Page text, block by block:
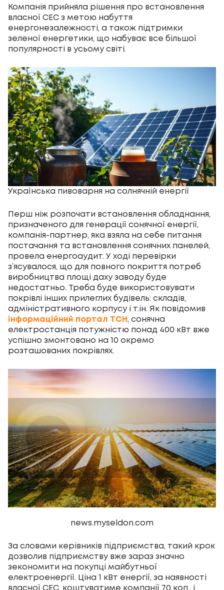
Компанія прийняла рішення про встановлення
власної СЕС з метою набуття
енергонезалежності, а також підтримки
зеленої енергетики, що набуває все більшої
популярності в усьому світі.
Українська пивоварня на солнячній енергії
Перш ніж розпочати встановлення обладнання,
призначеного для генерації сонячної енергії,
компанія-партнер, яка взяла на себе питання
постачання та встановлення сонячних панелей,
провела енергоаудит. У ході перевірки
з’ясувалося, що для повного покриття потреб
виробництва площі даху заводу буде
недостатньо. Треба буде використовувати
покрівлі інших прилеглих будівель: складів,
адміністративного корпусу і т.ін. Як повідомив
інформаційний портал ТСН , сонячна
електростанція потужністю понад 400 кВт вже
успішно змонтовано на 10 окремо
розташованих покрівлях.
news.myseldon.com
За словами керівників підприємства, такий крок
дозволив підприємству вже зараз значно
зекономити на покупці майбутньої
електроенергії. Ціна 1 кВт енергії, за наявності
власної СЕС, коштуватиме компанії 70 коп., і